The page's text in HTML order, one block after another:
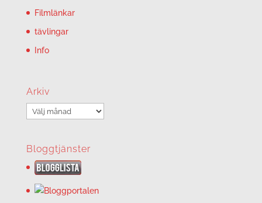
Filmlänkar
tävlingar
Info
Arkiv
Arkiv
Bloggtjänster